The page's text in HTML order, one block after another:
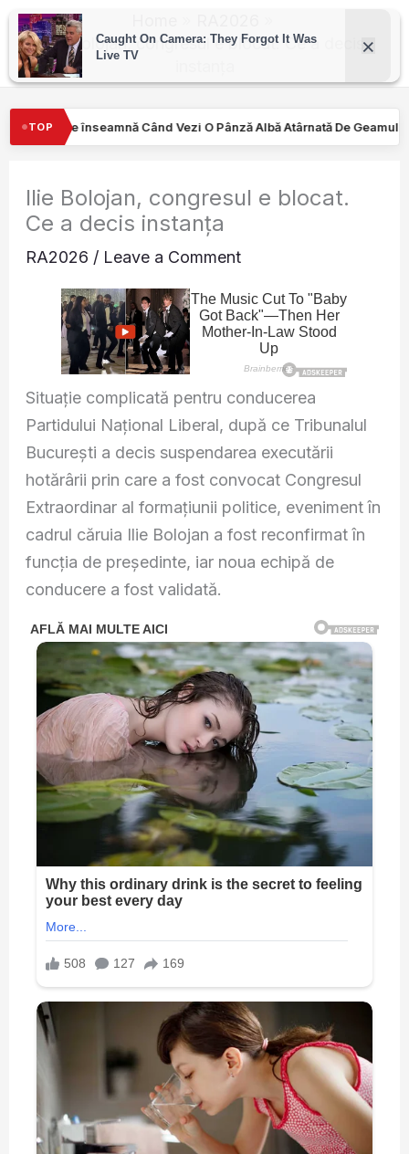
Skip
content
Ilie Bolojan, congresul e blocat. Ce a decis
TOP
O Pânză Albă Atârnată De Geamul Unei Mașini. Semnalul…
Ilie Bolojan, congresul e blocat.
Ce a decis instanța
RA2026 / Leave a Comment
Situație complicată pentru conducerea
Partidului Național Liberal, după ce Tribunalul
București a decis suspendarea executării
hotărârii prin care a fost convocat Congresul
Extraordinar al formațiunii politice, eveniment în
cadrul căruia Ilie Bolojan a fost reconfirmat în
funcția de președinte, iar noua echipă de
conducere a fost validată.